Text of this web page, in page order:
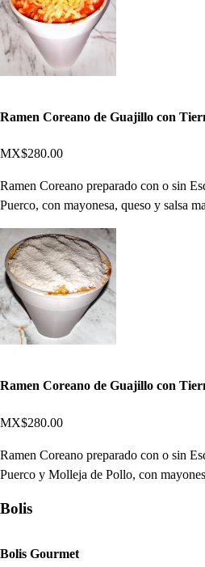
Ramen Coreano de Guajillo con
MX$280.00
Ramen Coreano preparado con o sin
Puerco, con mayonesa, queso y salsa
Ramen Coreano de Guajillo con
MX$280.00
Ramen Coreano preparado con o sin
Puerco y Molleja de Pollo, con
Bolis
Bolis Gourmet